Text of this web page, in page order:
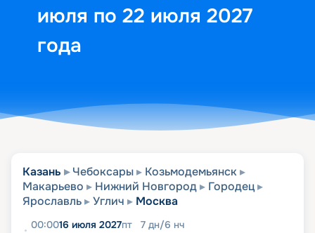
июля по 22 июля 2027
года
Казань Чебоксары
Козьмодемьянск
Макарьево
Нижний Новгород
Городец
Ярославль
Углич Москва
00:0016 июля 2027пт 7 дн/6 нч